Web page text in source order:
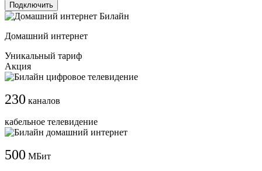
Подключить
Домашний интернет
Уникальный тариф
Акция
230 каналов
кабельное телевидение
500 МБит